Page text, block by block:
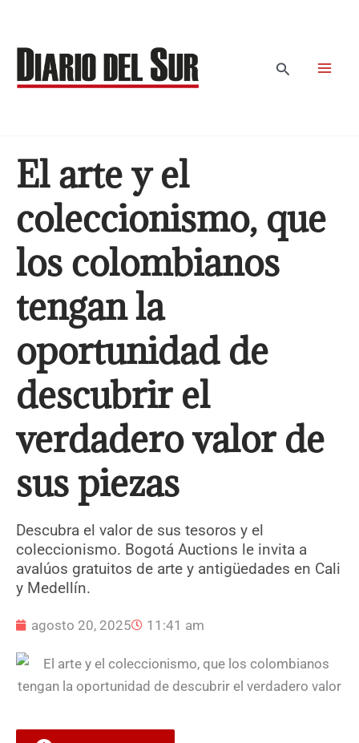
contenido
Buscar
El arte y el
coleccionismo, que
los colombianos
tengan la
oportunidad de
descubrir el
verdadero valor de
sus piezas
Descubra el valor de sus tesoros y el
coleccionismo. Bogotá Auctions le invita a
avalúos gratuitos de arte y antigüedades en Cali
y Medellín.
agosto 20, 2025 11:41 am